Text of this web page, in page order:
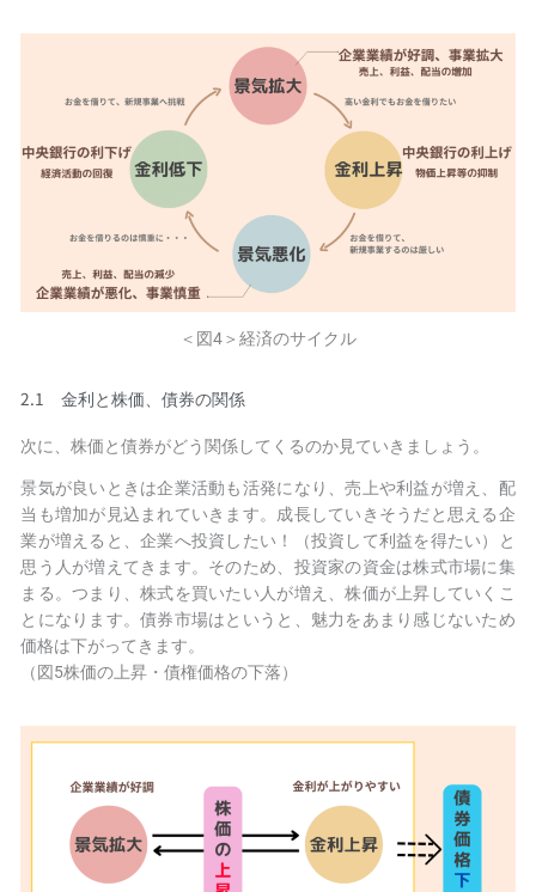
＜図4＞経済のサイクル
2.1金利と株価、債券の関係
次に、株価と債券がどう関係してくるのか見ていきましょう。
景気が良いときは企業活動も活発になり、売上や利益が増え、配
当も増加が見込まれていきます。成長していきそうだと思える企
業が増えると、企業へ投資したい！（投資して利益を得たい）と
思う人が増えてきます。そのため、投資家の資金は株式市場に集
まる。つまり、株式を買いたい人が増え、株価が上昇していくこ
とになります。債券市場はというと、魅力をあまり感じないため
価格は下がってきます。
（図5株価の上昇・債権価格の下落）